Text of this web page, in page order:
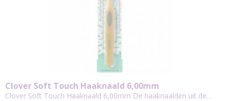
Clover Soft Touch Haaknaald 6,00mm
Clover Soft Touch Haaknaald 6,00mm De haaknaalden uit de…